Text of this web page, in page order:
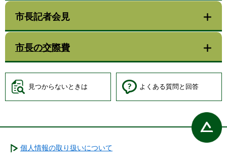
市長記者会見
市長の交際費
見つからないときは よくある質問と回答
個人情報の取り扱いについて